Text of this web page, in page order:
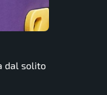
dal solito